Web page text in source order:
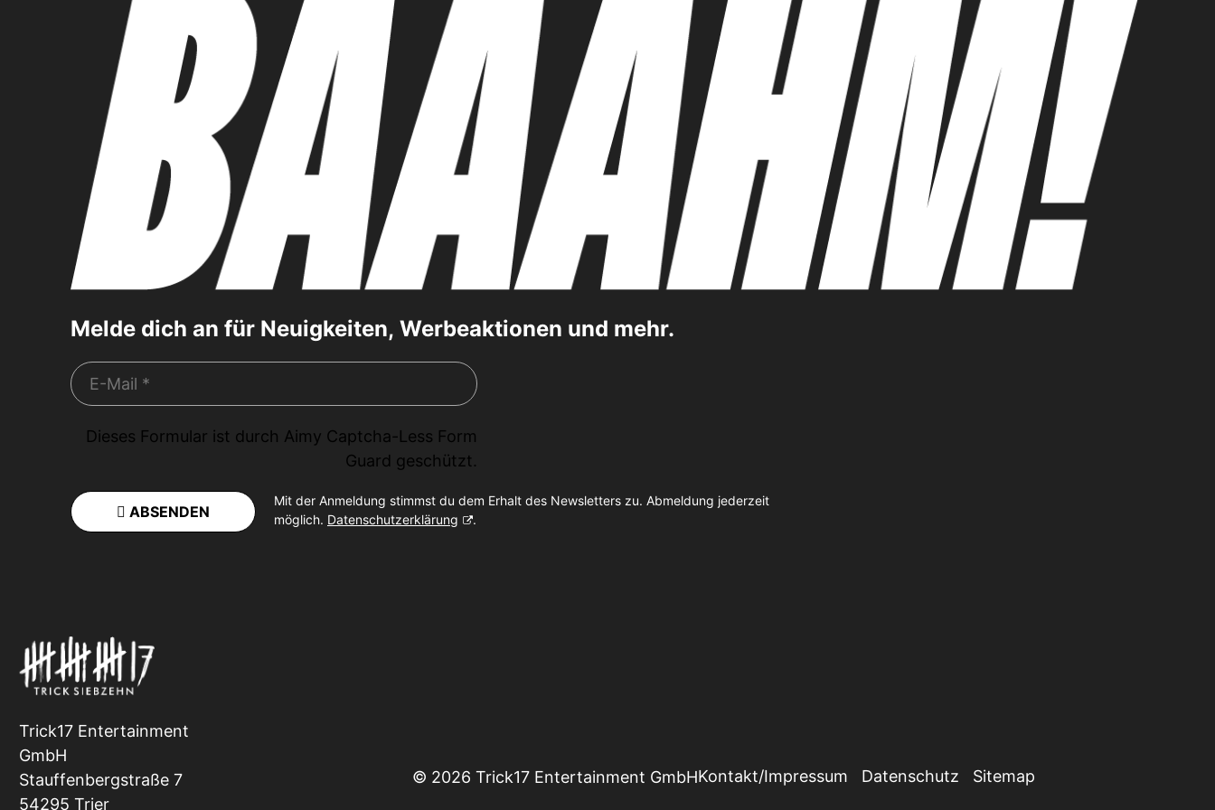
Melde dich an für Neuigkeiten, Werbeaktionen und mehr.
Dieses Formular ist durch Aimy Captcha-Less Form
Guard geschützt.
ABSENDEN
Mit der Anmeldung stimmst du dem Erhalt des Newsletters zu. Abmeldung jederzeit
möglich. Datenschutzerklärung .
Trick17 Entertainment
GmbH
Stauffenbergstraße 7
54295 Trier
© 2026 Trick17 Entertainment GmbHKontakt/Impressum Datenschutz Sitemap